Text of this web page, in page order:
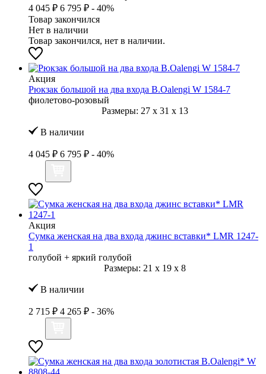
4 045 ₽ 6 795 ₽ - 40%
Товар закончился
Нет в наличии
Товар закончился, нет в наличии.
Акция
Рюкзак большой на два входа B.Oalengi W 1584-7
фиолетово-розовый
Размеры: 27 x 31 x 13
В наличии
4 045 ₽ 6 795 ₽ - 40%
Акция
Сумка женская на два входа джинс вставки* LMR 1247-
1
голубой + яркий голубой
Размеры: 21 x 19 x 8
В наличии
2 715 ₽ 4 265 ₽ - 36%